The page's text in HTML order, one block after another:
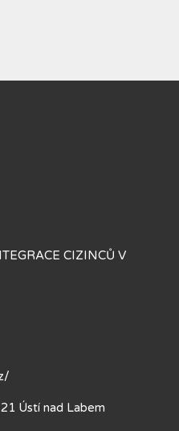
CIZINCŮ V
Ústí nad Labem